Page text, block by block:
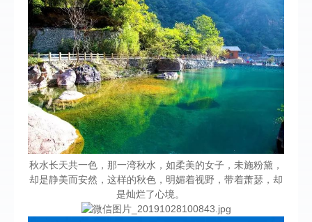
秋水长天共一色，那一湾秋水，如柔美的女子，未施粉黛，
却是静美而安然，这样的秋色，明媚着视野，带着萧瑟，却
是灿烂了心境。